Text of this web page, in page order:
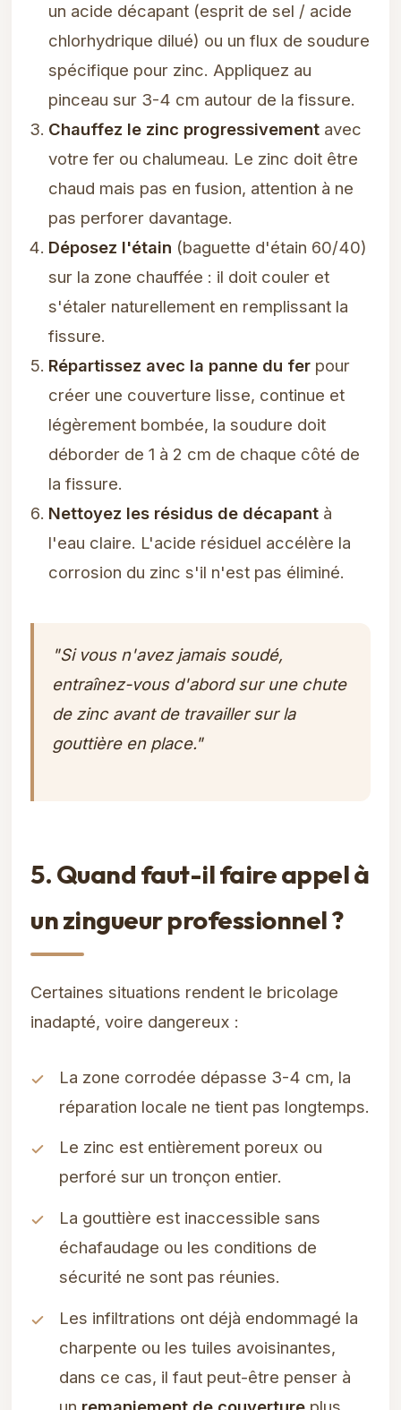
un acide décapant (esprit de sel / acide
chlorhydrique dilué) ou un flux de soudure
spécifique pour zinc. Appliquez au
pinceau sur 3-4 cm autour de la fissure.
Chauffez le zinc progressivement avec
votre fer ou chalumeau. Le zinc doit être
chaud mais pas en fusion, attention à ne
pas perforer davantage.
Déposez l'étain (baguette d'étain 60/40)
sur la zone chauffée : il doit couler et
s'étaler naturellement en remplissant la
fissure.
Répartissez avec la panne du fer pour
créer une couverture lisse, continue et
légèrement bombée, la soudure doit
déborder de 1 à 2 cm de chaque côté de
la fissure.
Nettoyez les résidus de décapant à
l'eau claire. L'acide résiduel accélère la
corrosion du zinc s'il n'est pas éliminé.
"Si vous n'avez jamais soudé,
entraînez-vous d'abord sur une chute
de zinc avant de travailler sur la
gouttière en place."
5. Quand faut-il faire appel à
un zingueur professionnel ?
Certaines situations rendent le bricolage
inadapté, voire dangereux :
La zone corrodée dépasse 3-4 cm, la
réparation locale ne tient pas longtemps.
Le zinc est entièrement poreux ou
perforé sur un tronçon entier.
La gouttière est inaccessible sans
échafaudage ou les conditions de
sécurité ne sont pas réunies.
Les infiltrations ont déjà endommagé la
charpente ou les tuiles avoisinantes,
dans ce cas, il faut peut-être penser à